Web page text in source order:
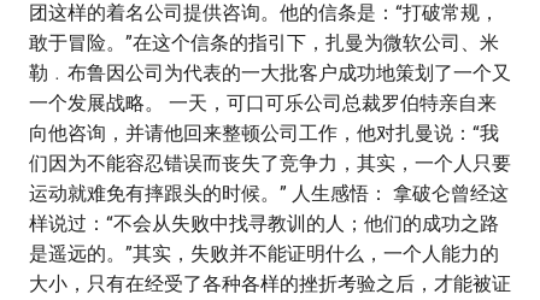
团这样的着名公司提供咨询。他的信条是：“打破常规，
敢于冒险。”在这个信条的指引下，扎曼为微软公司、米
勒﹒布鲁因公司为代表的一大批客户成功地策划了一个又
一个发展战略。 一天，可口可乐公司总裁罗伯特亲自来
向他咨询，并请他回来整顿公司工作，他对扎曼说：“我
们因为不能容忍错误而丧失了竞争力，其实，一个人只要
运动就难免有摔跟头的时候。” 人生感悟： 拿破仑曾经这
样说过：“不会从失败中找寻教训的人；他们的成功之路
是遥远的。”其实，失败并不能证明什么，一个人能力的
大小，只有在经受了各种各样的挫折考验之后，才能被证